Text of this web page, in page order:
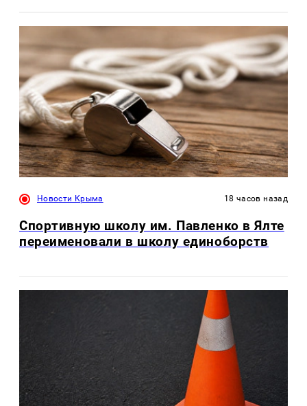
Новости Крыма 18 часов назад
Спортивную школу им. Павленко в Ялте
переименовали в школу единоборств